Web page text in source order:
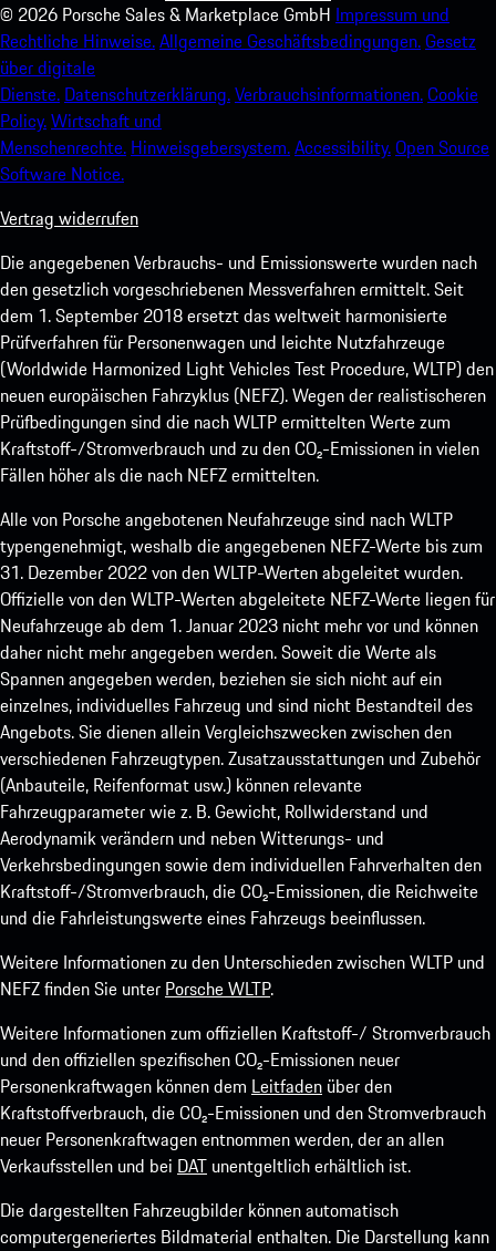
© 2026 Porsche Sales & Marketplace GmbH Impressum und
Rechtliche Hinweise.Allgemeine Geschäftsbedingungen.Gesetz
über digitale
Dienste. Datenschutzerklärung.Verbrauchsinformationen.Cookie
Policy.Wirtschaft und
Menschenrechte. Hinweisgebersystem.Accessibility.Open Source
Software Notice.
Vertrag widerrufen
Die angegebenen Verbrauchs- und Emissionswerte wurden nach
den gesetzlich vorgeschriebenen Messverfahren ermittelt. Seit
dem 1. September 2018 ersetzt das weltweit harmonisierte
Prüfverfahren für Personenwagen und leichte Nutzfahrzeuge
(Worldwide Harmonized Light Vehicles Test Procedure, WLTP) den
neuen europäischen Fahrzyklus (NEFZ). Wegen der realistischeren
Prüfbedingungen sind die nach WLTP ermittelten Werte zum
Kraftstoff-/Stromverbrauch und zu den CO₂-Emissionen in vielen
Fällen höher als die nach NEFZ ermittelten.
Alle von Porsche angebotenen Neufahrzeuge sind nach WLTP
typengenehmigt, weshalb die angegebenen NEFZ-Werte bis zum
31. Dezember 2022 von den WLTP-Werten abgeleitet wurden.
Offizielle von den WLTP-Werten abgeleitete NEFZ-Werte liegen für
Neufahrzeuge ab dem 1. Januar 2023 nicht mehr vor und können
daher nicht mehr angegeben werden. Soweit die Werte als
Spannen angegeben werden, beziehen sie sich nicht auf ein
einzelnes, individuelles Fahrzeug und sind nicht Bestandteil des
Angebots. Sie dienen allein Vergleichszwecken zwischen den
verschiedenen Fahrzeugtypen. Zusatzausstattungen und Zubehör
(Anbauteile, Reifenformat usw.) können relevante
Fahrzeugparameter wie z. B. Gewicht, Rollwiderstand und
Aerodynamik verändern und neben Witterungs- und
Verkehrsbedingungen sowie dem individuellen Fahrverhalten den
Kraftstoff-/Stromverbrauch, die CO₂-Emissionen, die Reichweite
und die Fahrleistungswerte eines Fahrzeugs beeinflussen.
Weitere Informationen zu den Unterschieden zwischen WLTP und
NEFZ finden Sie unter Porsche WLTP.
Weitere Informationen zum offiziellen Kraftstoff-/ Stromverbrauch
und den offiziellen spezifischen CO₂-Emissionen neuer
Personenkraftwagen können dem Leitfaden über den
Kraftstoffverbrauch, die CO₂-Emissionen und den Stromverbrauch
neuer Personenkraftwagen entnommen werden, der an allen
Verkaufsstellen und bei DAT unentgeltlich erhältlich ist.
Die dargestellten Fahrzeugbilder können automatisch
computergeneriertes Bildmaterial enthalten. Die Darstellung kann